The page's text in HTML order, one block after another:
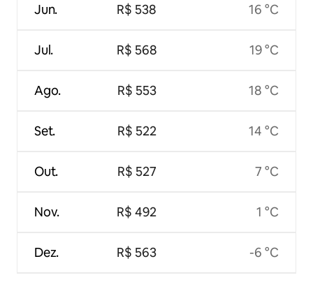
Jun.
Jul.
Ago.
Set.
Out.
Nov.
Dez.
R$ 538
R$ 568
R$ 553
R$ 522
R$ 527
R$ 492
R$ 563
16 °C
19 °C
18 °C
14 °C
7 °C
1 °C
-6 °C